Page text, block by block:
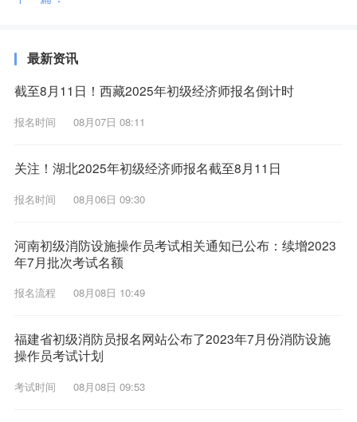
最新资讯
截至8月11日！西藏2025年初级经济师报名倒计时
报名时间 08月07日 08:11
关注！湖北2025年初级经济师报名截至8月11日
报名时间 08月06日 09:30
河南初级消防设施操作员考试相关通知已公布：续增2023
年7月批次考试名额
报名流程 08月08日 10:49
福建省初级消防员报名网站公布了2023年7月份消防设施
操作员考试计划
考试时间 08月08日 09:53